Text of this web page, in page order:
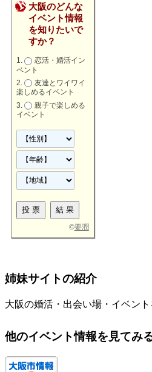
大阪のどんな
イベント情報
を知りたいで
すか？
恋活・婚活イン
ベント
友達とワイワイ
楽しめるイベント
親子で楽しめる
イベント
©要潤
姉妹サイトの紹介
大阪の婚活・出会い場・イベン
他のイベント情報を見てみ